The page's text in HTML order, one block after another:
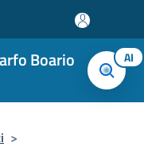
Boario AI
>